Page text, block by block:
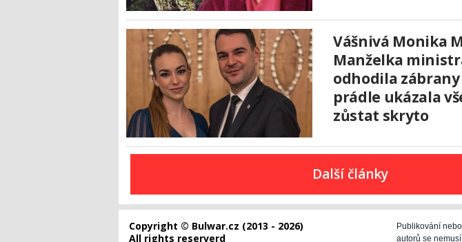
Vášnivá Monika
Manželka
odhodila
prádle ukázala
zůstat skryto
Další články
Copyright © Bulwar.cz (2013 - 2026)
All rights reserverd
Publikování
autorů se